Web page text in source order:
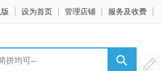
设为首页 管理店铺 服务及收费